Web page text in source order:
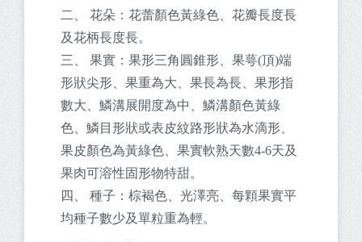
二、 花朵：花蕾顏色黃綠色、花瓣長度長
及花柄長度長。
三、 果實：果形三角圓錐形、果萼(頂)端
形狀尖形、果重為大、果長為長、果形指
數大、鱗溝展開度為中、鱗溝顏色黃綠
色、鱗目形狀或表皮紋路形狀為水滴形、
果皮顏色為黃綠色、果實軟熟天數4-6天及
果肉可溶性固形物特甜。
四、 種子：棕褐色、光澤亮、每顆果實平
均種子數少及單粒重為輕。